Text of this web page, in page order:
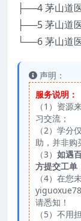
├──4 茅山道
├──5 茅山道
└──6 茅山道
声明：
服务说明：
（1）资源
习交流；
（2）学分
助，并非购
（3） 如遇
方提交工单
（4）在您
请悉知！
（5）不用